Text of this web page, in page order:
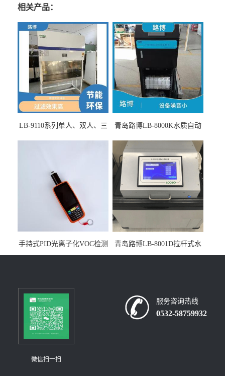
相关产品：
LB-9110系列单人、双人、三
青岛路博LB-8000K水质自动
手持式PID光离子化VOC检测
仪（挥发性有机物设备）
青岛路博LB-8001D拉杆式水
质采样器
微信扫一扫
服务咨询热线
0532-58759932